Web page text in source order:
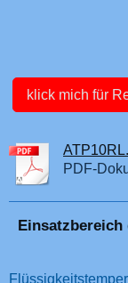
klick mich für
PDF-
Einsatzbereich